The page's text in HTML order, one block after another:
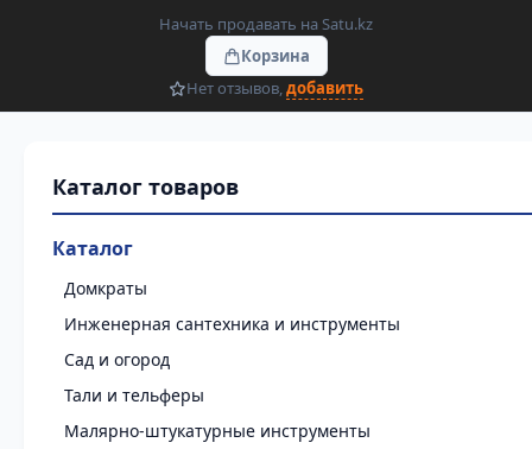
Начать продавать на Satu.kz
Корзина
Нет отзывов,добавить
Каталог
Домкраты
Инженерная сантехника и инструменты
Сад и огород
Тали и тельферы
Малярно-штукатурные инструменты